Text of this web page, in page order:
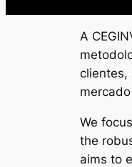
A
clientes,
We
the
aims to